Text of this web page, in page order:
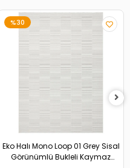
%30
Eko Halı Mono Loop 01 Grey Sisal
Görünümlü Bukleli Kaymaz